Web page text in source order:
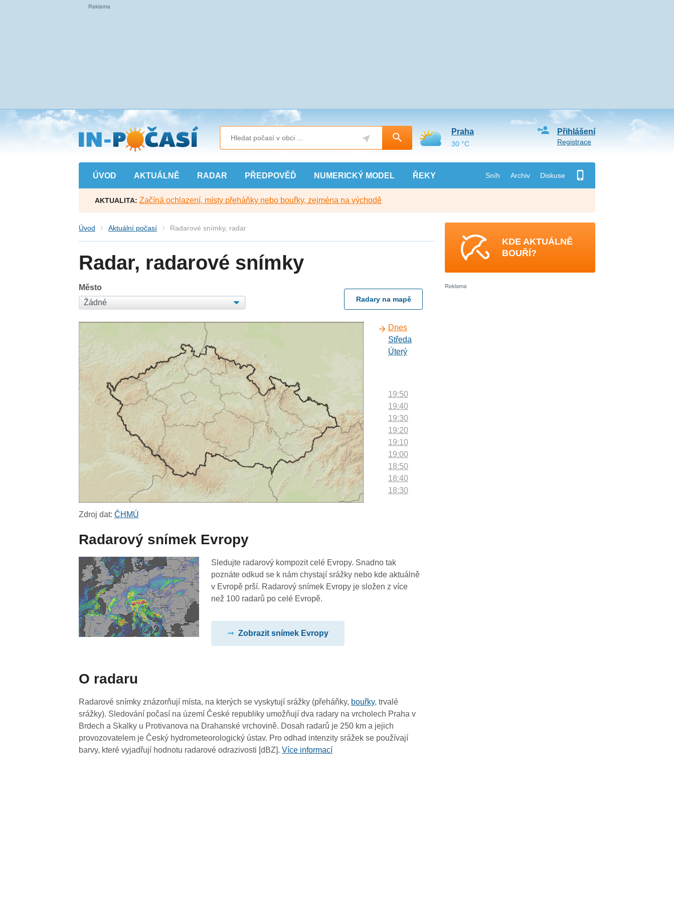
Přejít
na
hlavní
obsah
ÚVOD AKTUÁLNĚ RADAR PŘEDPOVĚĎ NUMERICKÝ MODEL ŘEKY Sníh Archiv Diskuse
Přihlášení
Registrace
Praha
30 °C
AKTUALITA: Začíná ochlazení, místy přeháňky nebo bouřky, zejména na východě
Úvod Aktuální počasí Radarové snímky, radar
Radar, radarové snímky
Město
Radary na mapě
Dnes
Středa
Úterý
19:50
19:40
19:30
19:20
19:10
19:00
18:50
18:40
18:30
17:30
17:20
17:10
15:30
15:20
15:10
15:00
Zdroj dat:ČHMÚ
Radarový snímek Evropy
Sledujte radarový kompozit celé Evropy. Snadno tak
poznáte odkud se k nám chystají srážky nebo kde aktuálně
v Evropě prší. Radarový snímek Evropy je složen z více
než 100 radarů po celé Evropě.
Zobrazit snímek Evropy
O radaru
Radarové snímky znázorňují místa, na kterých se vyskytují srážky (přeháňky, bouřky, trvalé
srážky). Sledování počasí na území České republiky umožňují dva radary na vrcholech Praha v
Brdech a Skalky u Protivanova na Drahanské vrchovině. Dosah radarů je 250 km a jejich
provozovatelem je Český hydrometeorologický ústav. Pro odhad intenzity srážek se používají
barvy, které vyjadřují hodnotu radarové odrazivosti [dBZ].Více informací
KDE AKTUÁLNĚ
BOUŘÍ?